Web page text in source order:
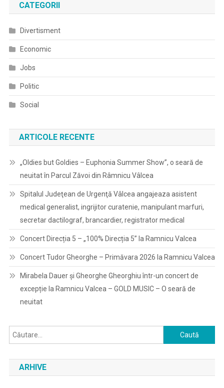
CATEGORII
Divertisment
Economic
Jobs
Politic
Social
ARTICOLE RECENTE
„Oldies but Goldies – Euphonia Summer Show”, o seară de
neuitat în Parcul Zăvoi din Râmnicu Vâlcea
Spitalul Judeţean de Urgenţă Vâlcea angajeaza asistent
medical generalist, ingrijitor curatenie, manipulant marfuri,
secretar dactilograf, brancardier, registrator medical
Concert Direcția 5 – „100% Direcția 5” la Ramnicu Valcea
Concert Tudor Gheorghe – Primăvara 2026 la Ramnicu Valcea
Mirabela Dauer și Gheorghe Gheorghiu într-un concert de
excepție la Ramnicu Valcea – GOLD MUSIC – O seară de
neuitat
Caută
după:
ARHIVE